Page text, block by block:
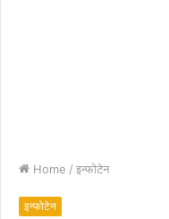
Home / इन्फोटेन
इन्फोटेन